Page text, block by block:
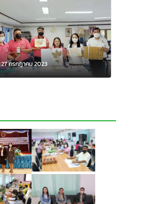
กษาพรรณไม้ ทำร่างพรรณไม้
ร์โรงเรียน ลงในรายวิชา
27 กรกฎาคม 2023